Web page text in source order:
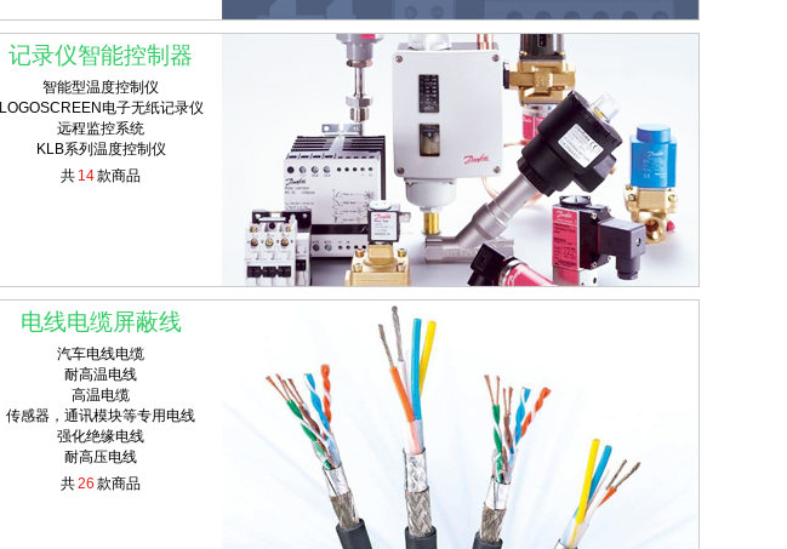
记录仪智能控制器
智能型温度控制仪
LOGOSCREEN电子无纸记录仪
远程监控系统
KLB系列温度控制仪
共 14款商品
电线电缆屏蔽线
汽车电线电缆
耐高温电线
高温电缆
传感器，通讯模块等专用电线
强化绝缘电线
耐高压电线
共26 款商品